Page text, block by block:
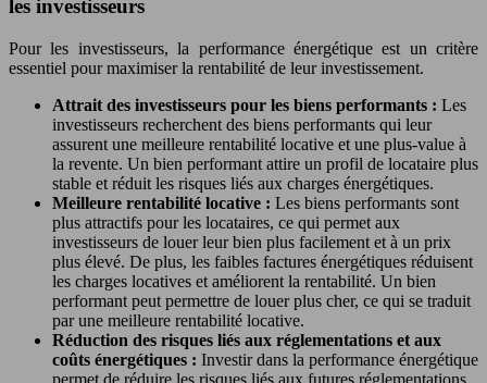
les investisseurs
Pour les investisseurs, la performance énergétique est un critère
essentiel pour maximiser la rentabilité de leur investissement.
Attrait des investisseurs pour les biens performants : Les
investisseurs recherchent des biens performants qui leur
assurent une meilleure rentabilité locative et une plus-value à
la revente. Un bien performant attire un profil de locataire plus
stable et réduit les risques liés aux charges énergétiques.
Meilleure rentabilité locative : Les biens performants sont
plus attractifs pour les locataires, ce qui permet aux
investisseurs de louer leur bien plus facilement et à un prix
plus élevé. De plus, les faibles factures énergétiques réduisent
les charges locatives et améliorent la rentabilité. Un bien
performant peut permettre de louer plus cher, ce qui se traduit
par une meilleure rentabilité locative.
Réduction des risques liés aux réglementations et aux
coûts énergétiques : Investir dans la performance énergétique